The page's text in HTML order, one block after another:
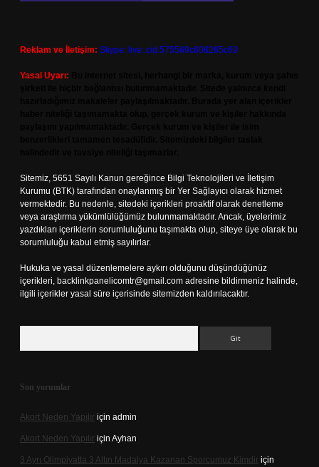
Reklam ve İletişim: Skype: live:.cid.575569c608265c69
Yasal Uyarı:
Sitemiz, 5651 Sayılı Kanun gereğince Bilgi Teknolojileri ve İletişim
Kurumu (BTK) tarafından onaylanmış bir Yer Sağlayıcı olarak hizmet
vermektedir. Bu nedenle, sitedeki içerikleri proaktif olarak denetleme
veya araştırma yükümlülüğümüz bulunmamaktadır. Ancak, üyelerimiz
yazdıkları içeriklerin sorumluluğunu taşımakta olup, siteye üye olarak bu
sorumluluğu kabul etmiş sayılırlar.
Hukuka ve yasal düzenlemelere aykırı olduğunu düşündüğünüz
içerikleri, backlinkpanelicomtr@gmail.com adresine bildirmeniz halinde,
ilgili içerikler yasal süre içerisinde sitemizden kaldırılacaktır.
Son yorumlar
Akort Neden Yapılır için admin
Akort Neden Yapılır için Ayhan
3 Ayrı Olimpiyatta 3 Altın Madalya Kazanan Sporcumuz Kimdir için